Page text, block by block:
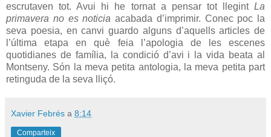
escrutaven tot. Avui hi he tornat a pensar tot llegint La
primavera no es noticia acabada d’imprimir. Conec poc la
seva poesia, en canvi guardo alguns d’aquells articles de
l’última etapa en què feia l’apologia de les escenes
quotidianes de família, la condició d’avi i la vida beata al
Montseny. Són la meva petita antologia, la meva petita part
retinguda de la seva lliçó.
Xavier Febrés a 8:14
Comparteix